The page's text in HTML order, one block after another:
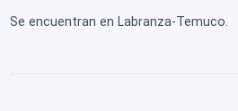
Se encuentran en Labranza-Temuco.